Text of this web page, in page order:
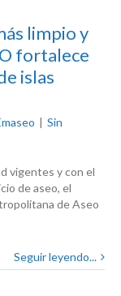
limpio y
fortalece
islas
| Sin
vigentes y con el
de aseo, el
de Aseo
Seguir leyendo...